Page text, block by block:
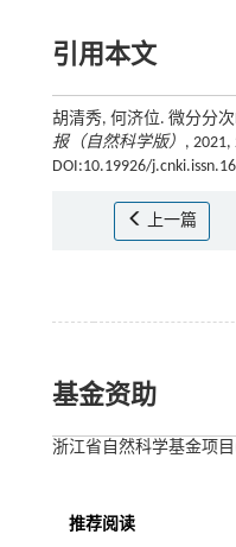
引用本文
胡清秀, 何济位. 微分分次
报（自然科学版） , 2021,
DOI:10.19926/
上一篇
基金资助
浙江省自然科学基金项目